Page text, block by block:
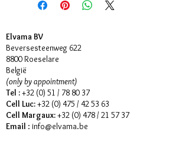
Elvama BV
Beversesteenweg 622
8800 Roeselare
België
(only by appointment)
Tel :+32 (0) 51 / 78 80 37
Cell Luc:+32 (0) 475 / 42 53 63
Cell Margaux:+32 (0) 478 / 21 57 37
Email : info@elvama.be